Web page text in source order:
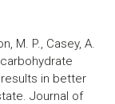
M. P., Casey, A.
in better
Journal of